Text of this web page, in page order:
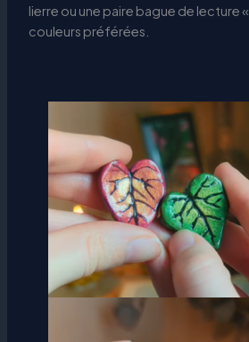
lierre ou une paire bague de lecture
couleurs préférées.